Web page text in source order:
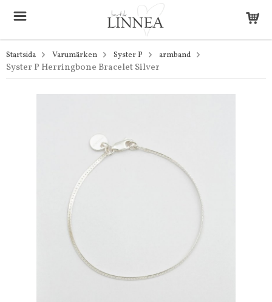
Startsida Varumärken Syster P armband
Syster P Herringbone Bracelet Silver